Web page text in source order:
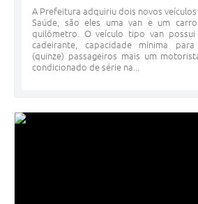
Notícias
Contato
A Prefeitura adquiriu dois novos
Saúde, são eles uma van e um
quilômetro. O veículo tipo van possui
cadeirante, capacidade mínima
(quinze) passageiros mais um
condicionado de série na...